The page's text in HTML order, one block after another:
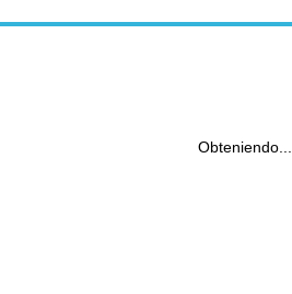
Obteniendo...